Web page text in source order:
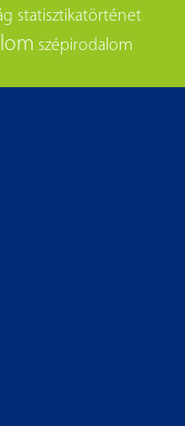
statisztikatörténet
szépirodalom